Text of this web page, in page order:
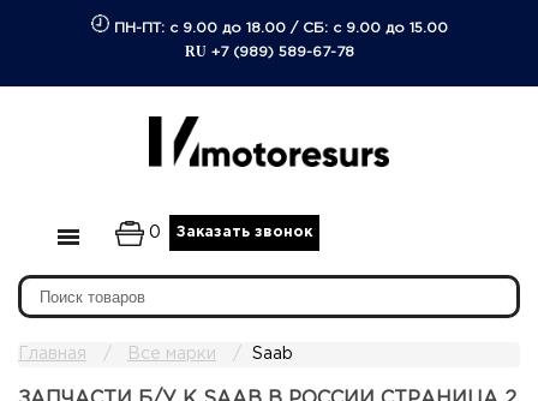
ПН-ПТ: с 9.00 до 18.00/ СБ: с 9.00 до 15.00
RU +7 (989) 589-67-78
0 Заказать звонок
Главная Все марки Saab